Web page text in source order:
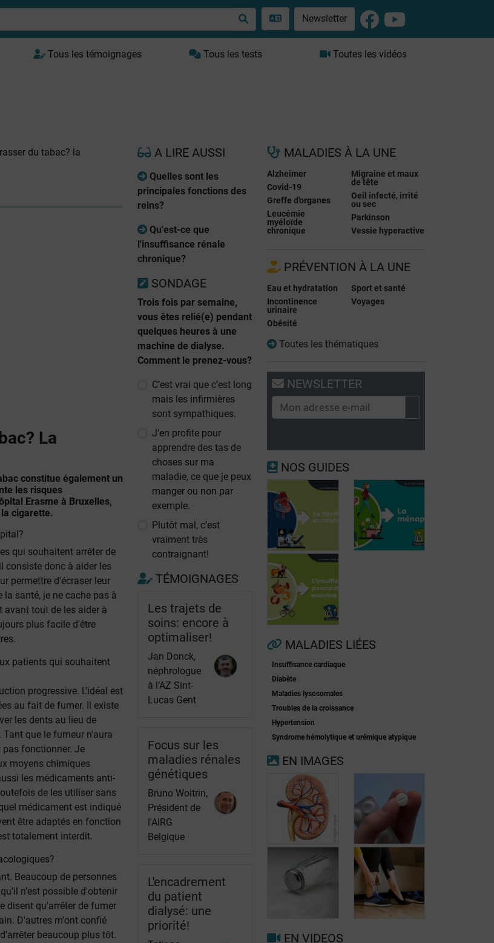
Newsletter
Tous les témoignages Tous les tests Toutes les vidéos
du tabac? la
La
constitue également un
les risques
Erasme à Bruxelles,
cigarette.
qui souhaitent arrêter de
consiste donc à aider les
permettre d'écraser leur
santé, je ne cache pas à
tout de les aider à
plus facile d'être
patients qui souhaitent
progressive. L'idéal est
au fait de fumer. Il existe
les dents au lieu de
que le fumeur n'aura
pas fonctionner. Je
moyens chimiques
les médicaments anti-
de les utiliser sans
médicament est indiqué
être adaptés en fonction
totalement interdit.
Beaucoup de personnes
n'est possible d'obtenir
disent qu'arrêter de fumer
D'autres m'ont confié
beaucoup plus tôt.
A LIRE AUSSI
Quelles sont les
principales fonctions des
reins?
Qu'est-ce que
l'insuffisance rénale
chronique?
SONDAGE
Trois fois par semaine,
vous êtes relié(e) pendant
quelques heures à une
machine de dialyse.
Comment le prenez-vous?
C’est vrai que c’est long
mais les infirmières
sont sympathiques.
J’en profite pour
apprendre des tas de
choses sur ma
maladie, ce que je peux
manger ou non par
exemple.
Plutôt mal, c’est
vraiment très
contraignant!
TÉMOIGNAGES
Les trajets de
soins: encore à
optimaliser!
Jan Donck,
néphrologue
à l’AZ Sint-
Lucas Gent
Focus sur les
maladies rénales
génétiques
Bruno Woitrin,
Président de
l'AIRG
Belgique
L'encadrement
du patient
dialysé: une
priorité!
MALADIES À LA UNE
Alzheimer
Covid-19
Greffe d'organes
Leucémie
myéloïde
chronique
Migraine et maux
de tête
Oeil infecté, irrité
ou sec
Parkinson
Vessie hyperactive
PRÉVENTION À LA UNE
Eau et hydratation
Incontinence
urinaire
Obésité
Sport et santé
Voyages
Toutes les thématiques
NEWSLETTER
NOS GUIDES
Fibrillation
auriculaire
Insuffisance
pancréatique
exocrine
MALADIES LIÉES
Insuffisance cardiaque
Diabète
Maladies lysosomales
Troubles de la croissance
Hypertension
Syndrome hémolytique et urémique atypique
EN IMAGES
Quelles sont les
principales
Insuffisance
rénale: quels
médicaments
EN VIDEOS